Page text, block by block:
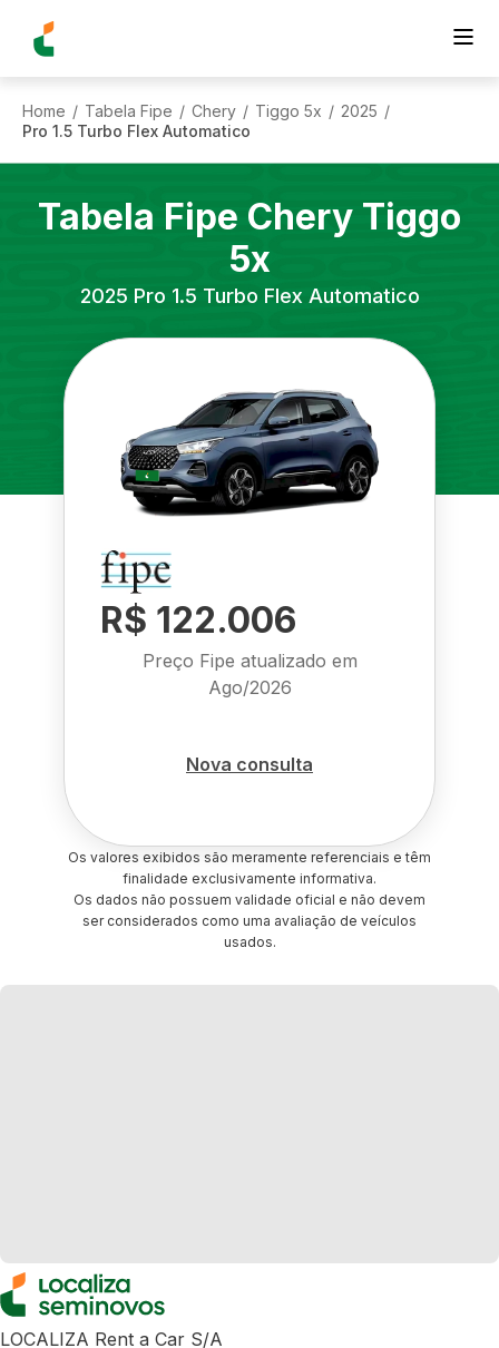
Home / Tabela Fipe / Chery / Tiggo 5x / 2025 /
Pro 1.5 Turbo Flex Automatico
Tabela Fipe Chery Tiggo
5x
2025 Pro 1.5 Turbo Flex Automatico
R$ 122.006
Preço Fipe atualizado em
Ago/2026
Nova consulta
Os valores exibidos são meramente referenciais e têm
finalidade exclusivamente informativa.
Os dados não possuem validade oficial e não devem
ser considerados como uma avaliação de veículos
usados.
LOCALIZA Rent a Car S/A